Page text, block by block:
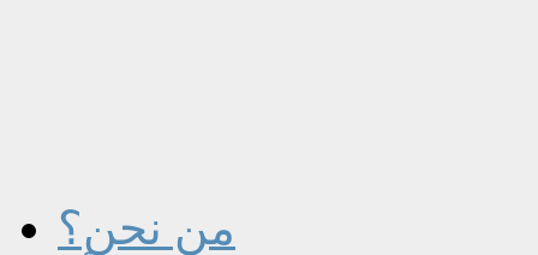
من نحن؟